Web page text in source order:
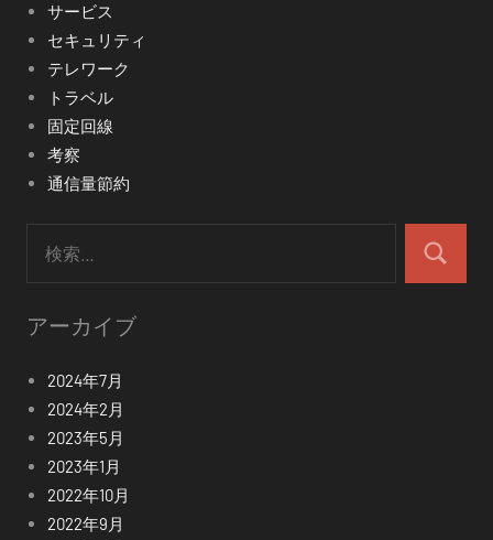
サービス
セキュリティ
テレワーク
トラベル
固定回線
考察
通信量節約
検
アーカイブ
2024年7月
2024年2月
2023年5月
2023年1月
2022年10月
2022年9月